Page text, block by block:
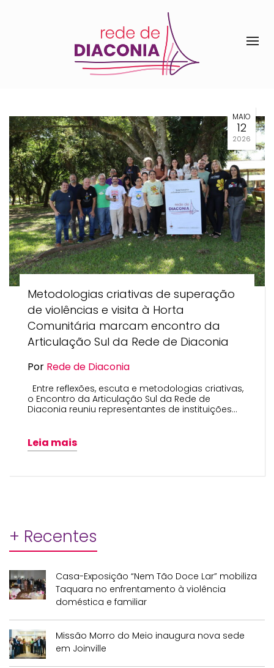
MAIO
12
2026
Metodologias criativas de superação
de violências e visita à Horta
Comunitária marcam encontro da
Articulação Sul da Rede de Diaconia
Por Rede de Diaconia
Entre reflexões, escuta e metodologias criativas,
o Encontro da Articulação Sul da Rede de
Diaconia reuniu representantes de instituições…
Leia mais
+ Recentes
Casa-Exposição “Nem Tão Doce Lar” mobiliza
Taquara no enfrentamento à violência
doméstica e familiar
Missão Morro do Meio inaugura nova sede
em Joinville